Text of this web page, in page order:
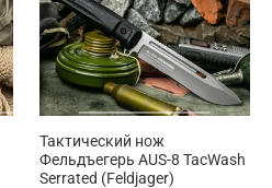
Тактический нож
Фельдъегерь AUS-8 TacWash
Serrated (Feldjager)